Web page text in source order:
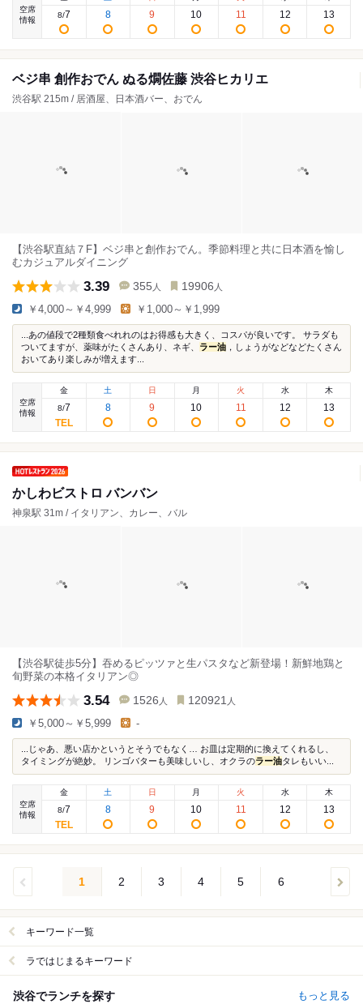
空席
情報
8/7 8 9 10 11 12 13
ベジ串 創作おでん ぬる燗佐藤 渋谷ヒカリエ
渋谷駅 215m / 居酒屋、日本酒バー、おでん
【渋谷駅直結７F】ベジ串と創作おでん。季節料理と共に日本酒を愉し
むカジュアルダイニング
3.39 355 人 19906 人
￥4,000～￥4,999 ￥1,000～￥1,999
...あの値段で2種類食べれれのはお得感も大きく、コスパが良いです。 サラダも
ついてますが、薬味がたくさんあり、ネギ、 ラー油 ，しょうがなどなどたくさん
おいてあり楽しみが増えます...
空席
情報
金
8/7
土
8
日
9
月
10
火
11
水
12
木
13
かしわビストロ バンバン
神泉駅 31m / イタリアン、カレー、バル
【渋谷駅徒歩5分】吞めるピッツァと生パスタなど新登場！新鮮地鶏と
旬野菜の本格イタリアン◎
3.54 1526 人 120921 人
￥5,000～￥5,999 -
...じゃあ、悪い店かというとそうでもなく… お皿は定期的に換えてくれるし、
タイミングが絶妙。 リンゴバターも美味しいし、オクラのラー油タレもいい...
空席
情報
金
8/7
土
8
日
9
月
10
火
11
水
12
木
13
1 2 3 4 5 6
キーワード一覧
ラではじまるキーワード
渋谷でランチを探す もっと見る